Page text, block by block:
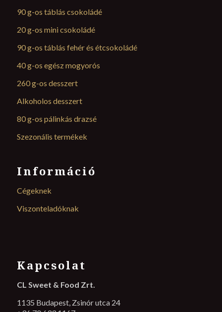
90 g-os táblás csokoládé
20 g-os mini csokoládé
90 g-os táblás fehér és étcsokoládé
40 g-os egész mogyorós
260 g-os desszert
Alkoholos desszert
80 g-os pálinkás drazsé
Szezonális termékek
Információ
Cégeknek
Viszonteladóknak
Kapcsolat
CL Sweet & Food Zrt.
1135 Budapest, Zsinór utca 24